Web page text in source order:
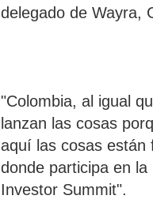
delegado de Wayra,
"Colombia, al igual
lanzan las cosas
aquí las cosas están
donde participa en
Investor Summit".